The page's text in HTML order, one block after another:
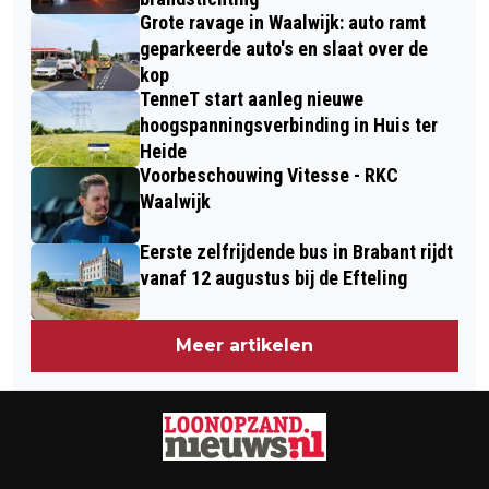
Grote ravage in Waalwijk: auto ramt
geparkeerde auto's en slaat over de
kop
TenneT start aanleg nieuwe
hoogspanningsverbinding in Huis ter
Heide
Voorbeschouwing Vitesse - RKC
Waalwijk
Eerste zelfrijdende bus in Brabant rijdt
vanaf 12 augustus bij de Efteling
Meer artikelen